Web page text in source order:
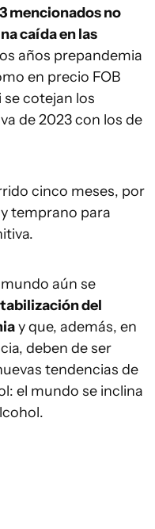
mencionados no
caída en las
años prepandemia
en precio FOB
cotejan los
de 2023 con los de
cinco meses, por
temprano para
aún se
del
y que, además, en
deben de ser
tendencias de
el mundo se inclina